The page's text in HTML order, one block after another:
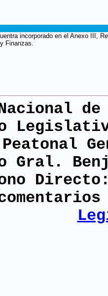
incorporado en el Anexo III,
Finanzas.
Nacional
Gral.